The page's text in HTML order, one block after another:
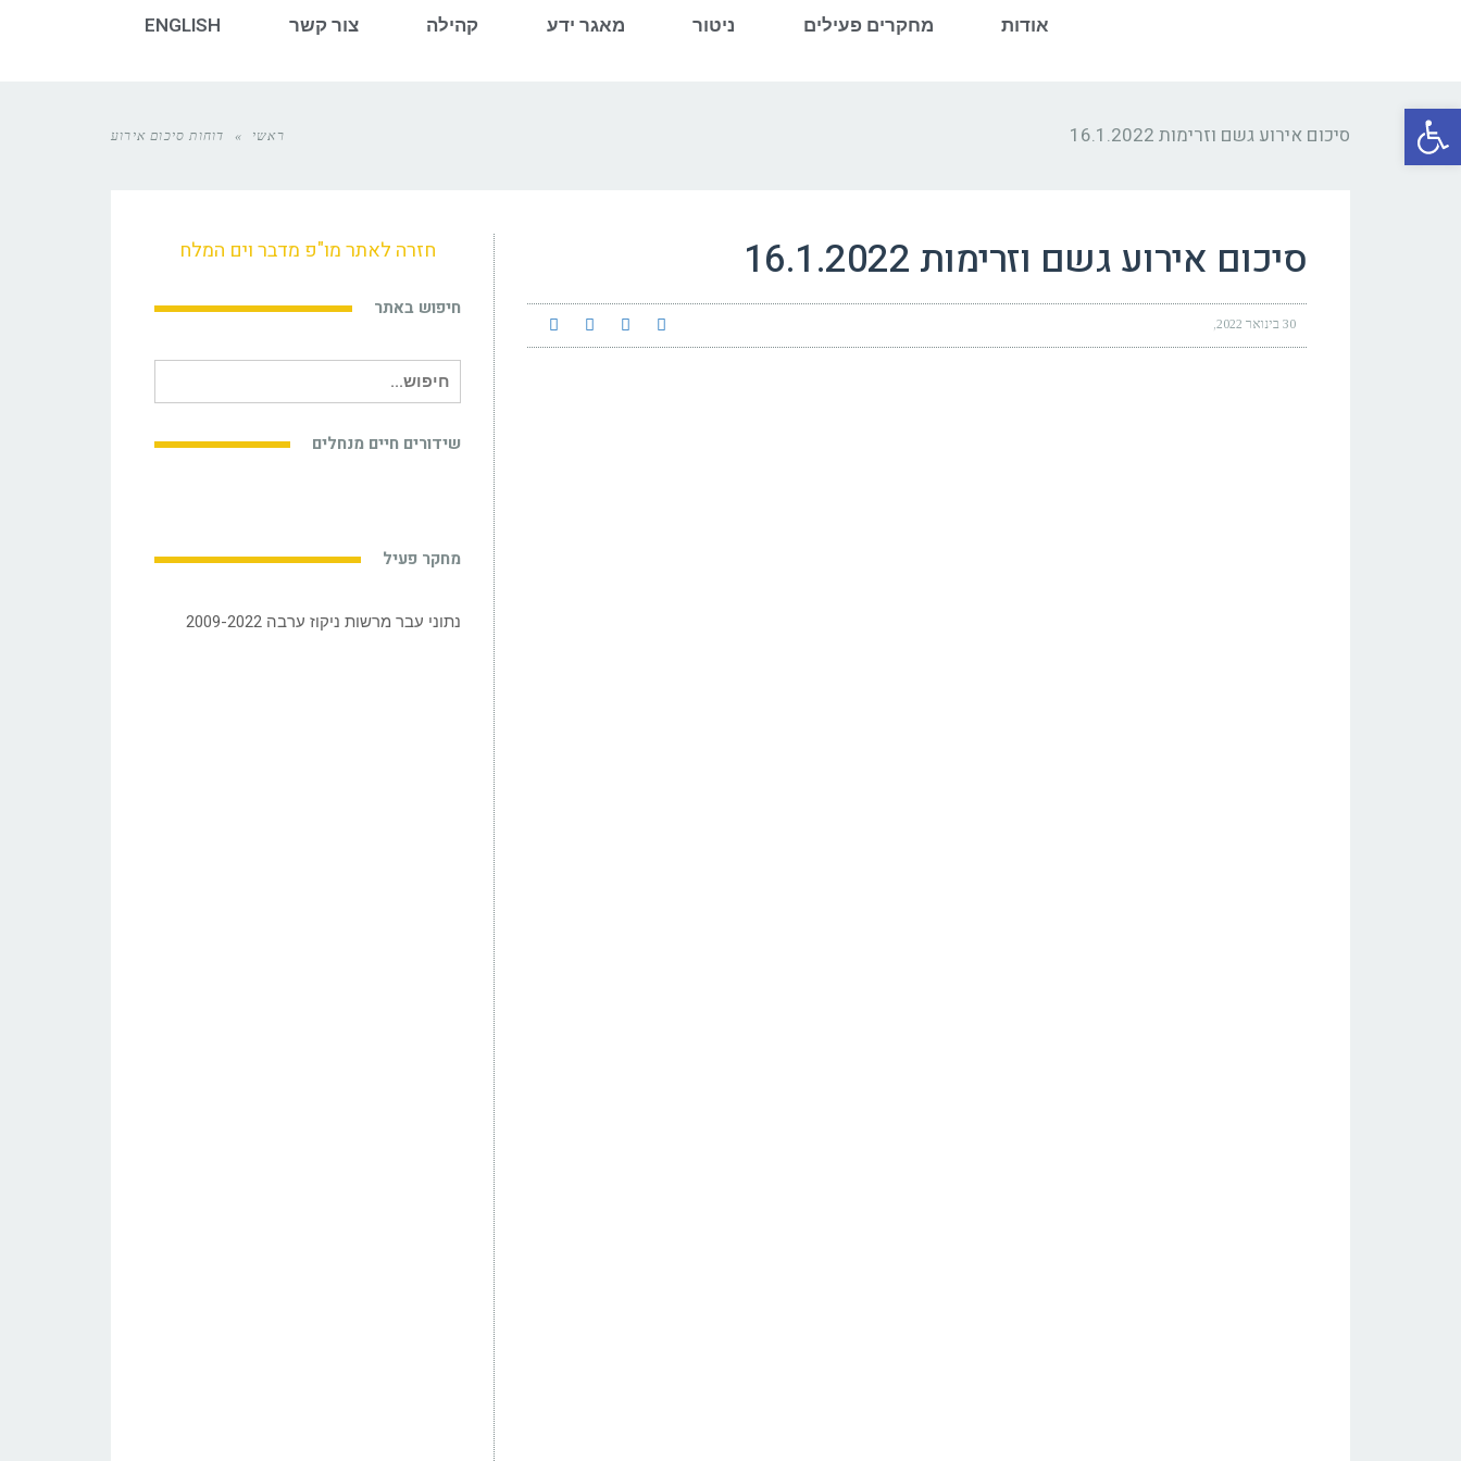
אודות מחקרים פעילים ניטור מאגר ידע קהילה צור קשר ENGLISH
סיכום אירוע גשם וזרימות 16.1.2022 ראשי » דוחות סיכום אירוע
סיכום אירוע גשם וזרימות 16.1.2022
30 בינואר 2022
חזרה לאתר מו"פ מדבר וים המלח
חיפוש באתר
עבור:
שידורים חיים מנחלים
מחקר פעיל
נתוני עבר מרשות ניקוז ערבה 2009-2022
פתח סרגל נגישות